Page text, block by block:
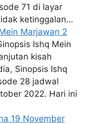
71 di layar
ketinggalan…
Marjawan 2
Ishq Mein
kisah
Sinopsis Ishq
28 jadwal
2022. Hari ini
19 November